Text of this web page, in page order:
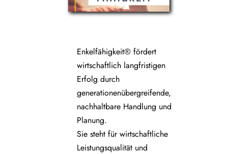
Enkelfähigkeit® fördert
wirtschaftlich langfristigen
Erfolg durch
generationenübergreifende,
nachhaltbare Handlung und
Planung.
Sie steht für wirtschaftliche
Leistungsqualität und